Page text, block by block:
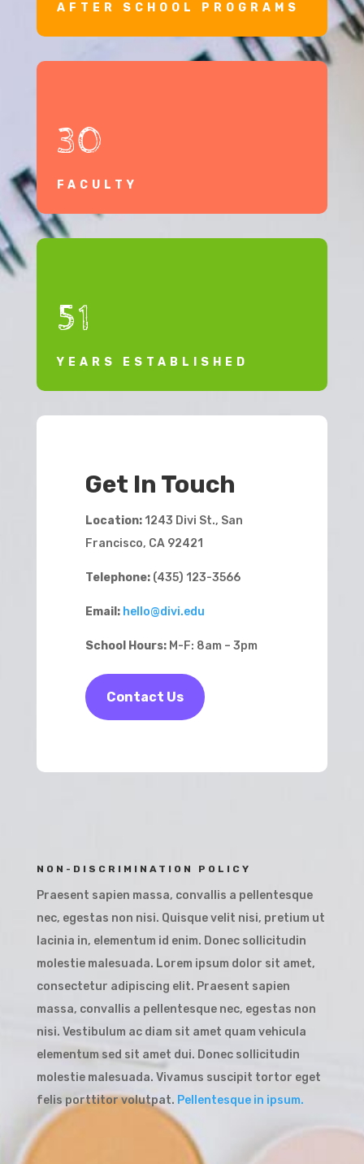
AFTER SCHOOL PROGRAMS
30
FACULTY
51
YEARS ESTABLISHED
Get In Touch
Location:1243 Divi St., San
Francisco, CA 92421
Telephone:(435) 123-3566
Email: hello@divi.edu
School Hours:M-F: 8am – 3pm
Contact Us
NON-DISCRIMINATION POLICY
Praesent sapien massa, convallis a pellentesque
nec, egestas non nisi. Quisque velit nisi, pretium ut
lacinia in, elementum id enim. Donec sollicitudin
molestie malesuada. Lorem ipsum dolor sit amet,
consectetur adipiscing elit. Praesent sapien
massa, convallis a pellentesque nec, egestas non
nisi. Vestibulum ac diam sit amet quam vehicula
elementum sed sit amet dui. Donec sollicitudin
molestie malesuada. Vivamus suscipit tortor eget
felis porttitor volutpat. Pellentesque in ipsum.